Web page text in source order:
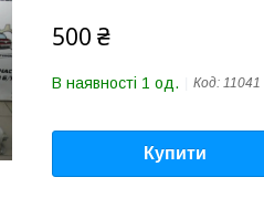
500 ₴
В наявності 1 од. Код: 11041
Купити